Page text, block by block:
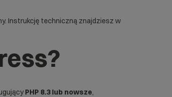
Instrukcję techniczną znajdziesz w
PHP 8.3 lub nowsze,